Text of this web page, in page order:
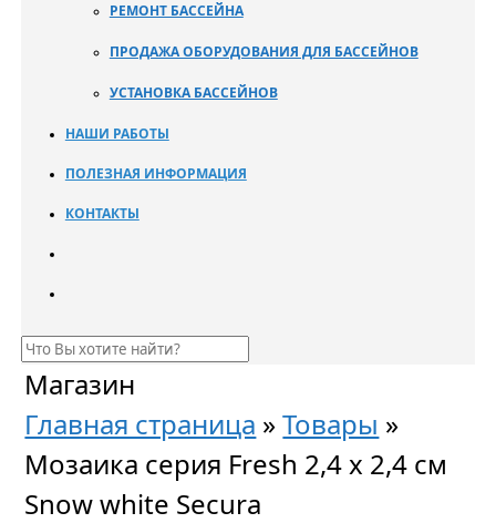
РЕМОНТ БАССЕЙНА
ПРОДАЖА ОБОРУДОВАНИЯ ДЛЯ БАССЕЙНОВ
УСТАНОВКА БАССЕЙНОВ
НАШИ РАБОТЫ
ПОЛЕЗНАЯ ИНФОРМАЦИЯ
КОНТАКТЫ
Магазин
Главная страница »Товары »
Мозаика серия Fresh 2,4 x 2,4 см
Snow white Secura